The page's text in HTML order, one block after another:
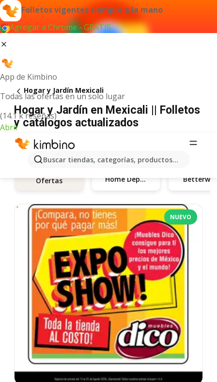
Folletos vigentes siempre a la mano
Agregar a Chrome - GRATIS
App de Kimbino
Todas las ofertas en un solo lugar
(14.1 k reseñas)
Abrir
Buscar tiendas, categorías, productos...
Hogar y Jardín Mexicali
Hogar y Jardín en Mexicali || Folletos
y catálogos actualizados
Ofertas Home Depot
NUEVO